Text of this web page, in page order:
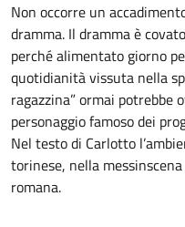
Non occorre un
dramma. Il dramma è
perché alimentato giorno
quotidianità vissuta nella
ragazzina” ormai potrebbe
personaggio famoso dei
Nel testo di Carlotto
torinese, nella
romana.